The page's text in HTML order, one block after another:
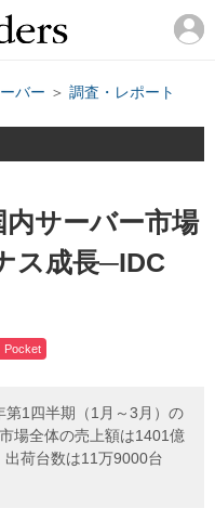
バー ＞ 調査・レポート
サーバー市場
ス成長─IDC
Pocket
1四半期（1月～3月）の
場全体の売上額は1401億
荷台数は11万9000台